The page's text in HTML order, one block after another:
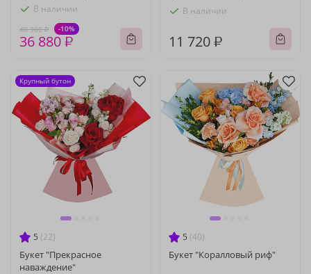
В наличии
40 980 ₽ -10%
36 880 ₽
В наличии
11 720 ₽
5 (22)
Букет "Прекрасное
наваждение"
Крупный бутон
5 (40)
Букет "Коралловый риф"